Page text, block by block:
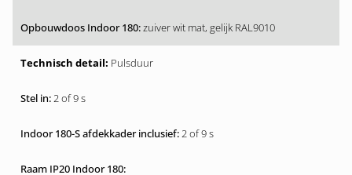
zuiver wit mat, gelijk RAL9010
Pulsduur
2 of 9 s
2 of 9 s